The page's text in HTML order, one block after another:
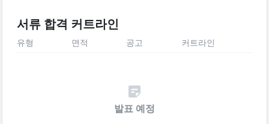
서류 합격 커트라인
유형 면적 공고 커트라인
발표 예정